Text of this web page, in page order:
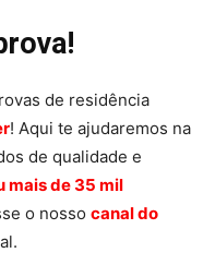
de residência
! Aqui te ajudaremos na
de qualidade e
mais de 35 mil
o nosso canal do